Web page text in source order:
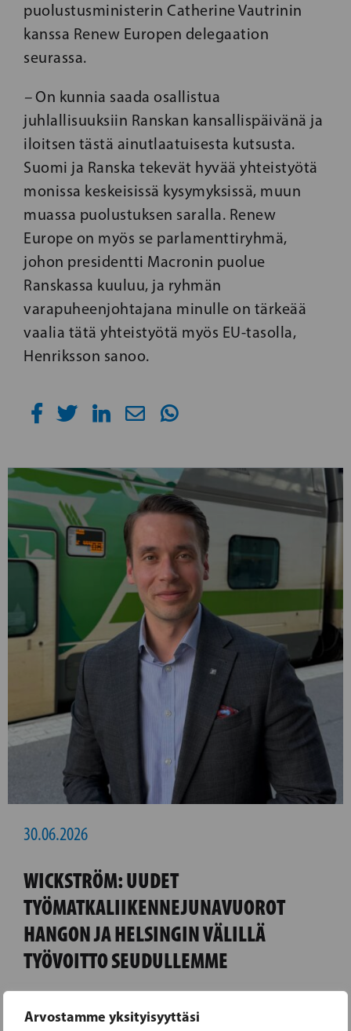
Arvostamme yksityisyyttäsi
puolustusministerin Catherine Vautrinin
kanssa Renew Europen delegaation
seurassa.
–On kunnia saada osallistua
juhlallisuuksiin Ranskan kansallispäivänä ja
iloitsen tästä ainutlaatuisesta kutsusta.
Suomi ja Ranska tekevät hyvää yhteistyötä
monissa keskeisissä kysymyksissä, muun
muassa puolustuksen saralla. Renew
Europe on myös se parlamenttiryhmä,
johon presidentti Macronin puolue
Ranskassa kuuluu, ja ryhmän
varapuheenjohtajana minulle on tärkeää
vaalia tätä yhteistyötä myös EU-tasolla,
Henriksson sanoo.
30.06.2026
WICKSTRÖM: UUDET
TYÖMATKALIIKENNEJUNAVUOROT
HANGON JA HELSINGIN VÄLILLÄ
TYÖVOITTO SEUDULLEMME
uusia junavuoroja, jotka parantavat erityisesti